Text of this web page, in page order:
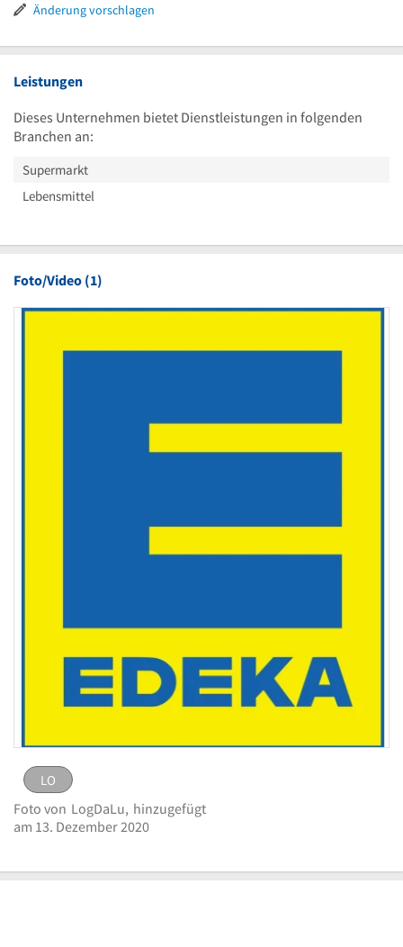
Uhr
Änderung vorschlagen
Leistungen
Dieses Unternehmen bietet Dienstleistungen in folgenden
Branchen an:
Supermarkt
Lebensmittel
Foto/Video (1)
Logo Frischemarkt Komp GmbH
LO
eingestellt vonLogDaLu am 13. Dezember
LO
Foto von LogDaLu, hinzugefügt
am 13. Dezember 2020